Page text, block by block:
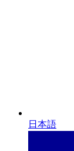
日本語